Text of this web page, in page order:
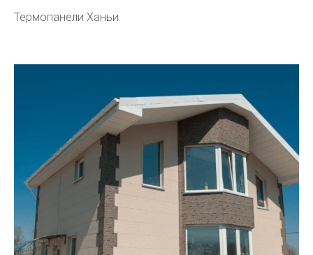
Термопанели Ханьи